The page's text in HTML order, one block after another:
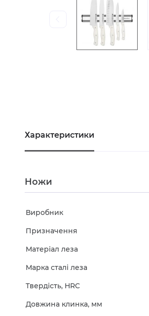
Характеристики
Ножи
Виробник
Призначення
Матеріал леза
Марка сталі леза
Твердість, HRC
Довжина клинка, мм